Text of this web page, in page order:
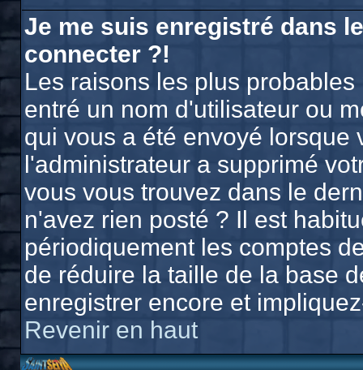
Je me suis enregistré dans
connecter ?!
Les raisons les plus
entré un nom d'utilisateur ou
qui vous a été envoyé lorsque
l'administrateur a supprimé
vous vous trouvez dans le
n'avez rien posté ? Il est
périodiquement les comptes
de réduire la taille de la base
enregistrer encore et
Revenir en haut